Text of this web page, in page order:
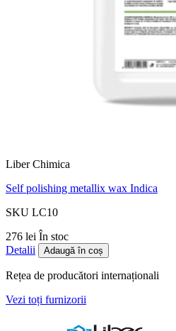
Liber Chimica
Self polishing metallix wax Indica
SKU LC10
276 lei În stoc
Detalii
Adaugă în coș
Rețea de producători internaționali
Vezi toți furnizorii